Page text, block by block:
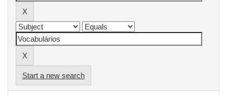
Start a new search